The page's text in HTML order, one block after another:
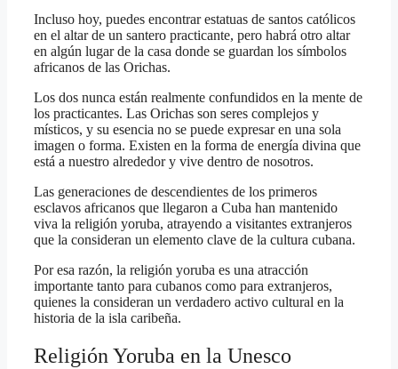
Incluso hoy, puedes encontrar estatuas de santos católicos
en el altar de un santero practicante, pero habrá otro altar
en algún lugar de la casa donde se guardan los símbolos
africanos de las Orichas.
Los dos nunca están realmente confundidos en la mente de
los practicantes. Las Orichas son seres complejos y
místicos, y su esencia no se puede expresar en una sola
imagen o forma. Existen en la forma de energía divina que
está a nuestro alrededor y vive dentro de nosotros.
Las generaciones de descendientes de los primeros
esclavos africanos que llegaron a Cuba han mantenido
viva la religión yoruba, atrayendo a visitantes extranjeros
que la consideran un elemento clave de la cultura cubana.
Por esa razón, la religión yoruba es una atracción
importante tanto para cubanos como para extranjeros,
quienes la consideran un verdadero activo cultural en la
historia de la isla caribeña.
Religión Yoruba en la Unesco